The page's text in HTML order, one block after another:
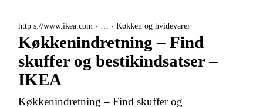
http s://www.ikea.com › … › Køkken og hvidevarer
Køkkenindretning – Find
skuffer og bestikindsatser –
IKEA
Køkkenindretning – Find skuffer og